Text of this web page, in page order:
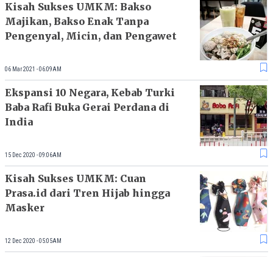
Kisah Sukses UMKM: Bakso
Majikan, Bakso Enak Tanpa
Pengenyal, Micin, dan Pengawet
06 Mar 2021 - 06:09AM
Ekspansi 10 Negara, Kebab Turki
Baba Rafi Buka Gerai Perdana di
India
15 Dec 2020 - 09:06AM
Kisah Sukses UMKM: Cuan
Prasa.id dari Tren Hijab hingga
Masker
12 Dec 2020 - 05:05AM